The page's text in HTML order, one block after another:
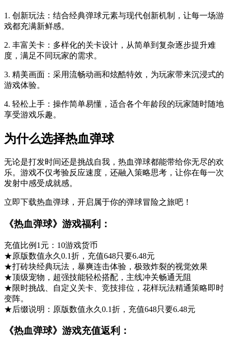
1. 创新玩法：结合经典弹球元素与现代创新机制，让每一场游
戏都充满新鲜感。
2. 丰富关卡：多样化的关卡设计，从简单到复杂逐步提升难
度，满足不同玩家的需求。
3. 精美画面：采用流畅动画和炫酷特效，为玩家带来沉浸式的
游戏体验。
4. 轻松上手：操作简单易懂，适合各个年龄段的玩家随时随地
享受游戏乐趣。
为什么选择热血弹球
无论是打发时间还是挑战自我，热血弹球都能带给你无尽的欢
乐。游戏不仅考验反应速度，还融入策略思考，让你在每一次
发射中感受成就感。
立即下载热血弹球，开启属于你的弹球冒险之旅吧！
《热血弹球》游戏福利：
充值比例1元：10游戏货币
★原版数值永久0.1折，充值648只要6.48元
★打砖块经典玩法，暴爽连击体验，极致炸裂的视觉效果
★顶级宠物，超强技能轻松搭配，主线冲关畅通无阻
★限时挑战、自定义关卡、竞技排位，花样玩法精通策略即时
变阵。
★后缀说明：原版数值永久0.1折，充值648只要6.48元
《热血弹球》游戏充值返利：